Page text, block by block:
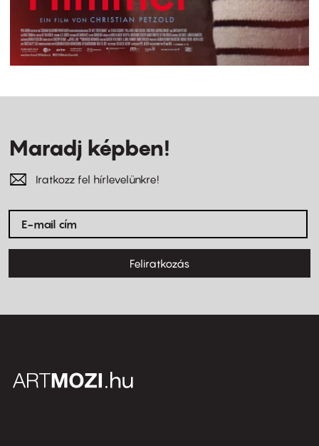
Maradj képben!
Iratkozz fel hírlevelünkre!
Feliratkozás